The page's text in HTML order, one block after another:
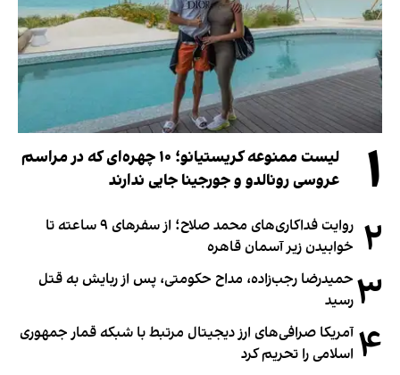
۱
لیست ممنوعه کریستیانو؛ ۱۰ چهره‌ای که در مراسم
عروسی رونالدو و جورجینا جایی ندارند
۲
روایت فداکاری‌های محمد صلاح؛ از سفرهای ۹ ساعته تا
خوابیدن زیر آسمان قاهره
۳ حمیدرضا رجب‌زاده، مداح حکومتی، پس از ربایش به قتل
رسید
۴ آمریکا صرافی‌های ارز دیجیتال مرتبط با شبکه قمار جمهوری
اسلامی را تحریم کرد